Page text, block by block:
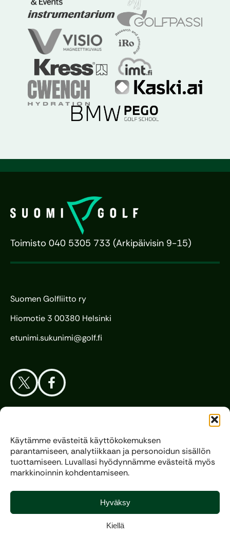
Käytämme evästeitä käyttökokemuksen
parantamiseen, analytiikkaan ja personoidun sisällön
tuottamiseen. Luvallasi hyödynnämme evästeitä myös
markkinoinnin kohdentamiseen.
Hyväksy
Kiellä
Toimisto 040 5305 733 (Arkipäivisin 9-15)
Suomen Golfliitto ry
Hiomotie 3 00380 Helsinki
etunimi.sukunimi@golf.fi
Liitto
Kilpagolf